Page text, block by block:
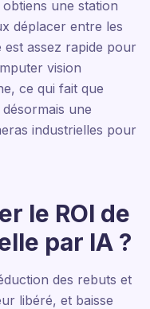
une station
déplacer entre les
est assez rapide pour
vision
ce qui fait que
une
industrielles pour
le ROI de
par IA ?
des rebuts et
libéré, et baisse